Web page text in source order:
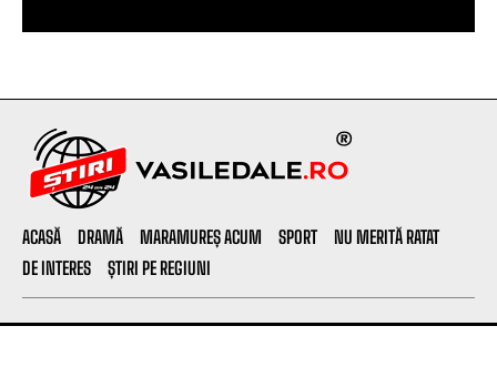
ACASĂ DRAMĂ MARAMUREȘ ACUM SPORT
NU MERITĂ RATAT
DE INTERES
ȘTIRI PE REGIUNI